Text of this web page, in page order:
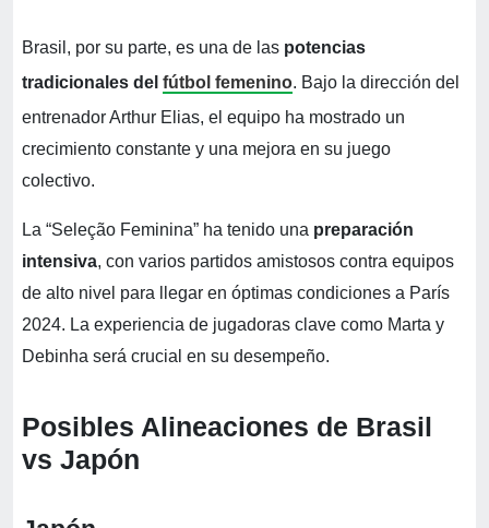
Brasil, por su parte, es una de las potencias
tradicionales del fútbol femenino. Bajo la dirección del
entrenador Arthur Elias, el equipo ha mostrado un
crecimiento constante y una mejora en su juego
colectivo.
La “Seleção Feminina” ha tenido una preparación
intensiva, con varios partidos amistosos contra equipos
de alto nivel para llegar en óptimas condiciones a París
2024. La experiencia de jugadoras clave como Marta y
Debinha será crucial en su desempeño.
Posibles Alineaciones de Brasil
vs Japón